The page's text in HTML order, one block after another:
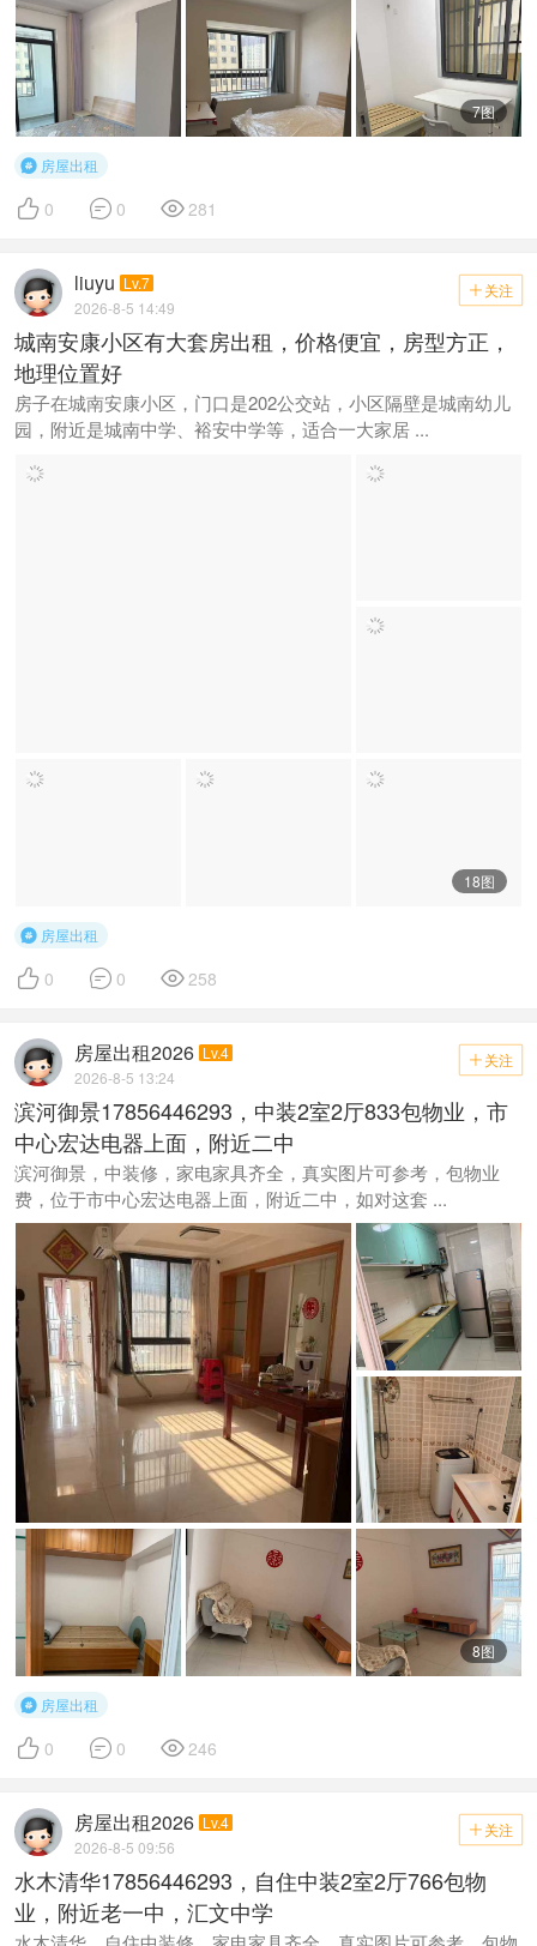
7图
 房屋出租
 0  0  281
 关注
liuyu Lv.7
2026-8-5 14:49
城南安康小区有大套房出租，价格便宜，房型方正，
地理位置好
房子在城南安康小区，门口是202公交站，小区隔壁是城南幼儿
园，附近是城南中学、裕安中学等，适合一大家居 ...
18图
 房屋出租
 0  0  258
 关注
房屋出租2026 Lv.4
2026-8-5 13:24
滨河御景17856446293，中装2室2厅833包物业，市
中心宏达电器上面，附近二中
滨河御景，中装修，家电家具齐全，真实图片可参考，包物业
费，位于市中心宏达电器上面，附近二中，如对这套 ...
8图
 房屋出租
 0  0  246
 关注
房屋出租2026 Lv.4
2026-8-5 09:56
水木清华17856446293，自住中装2室2厅766包物
业，附近老一中，汇文中学